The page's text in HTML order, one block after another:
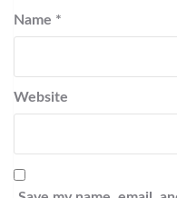
Name *
Website